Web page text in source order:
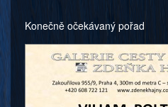
Program
Doprovodný prodej
Konečně očekávaný pořad